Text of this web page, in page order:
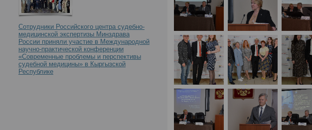
Сотрудники Российского центра судебно-
медицинской экспертизы Минздрава
России приняли участие в Международной
научно-практической конференции
«Современные проблемы и перспективы
судебной медицины» в Кыргызской
Республике